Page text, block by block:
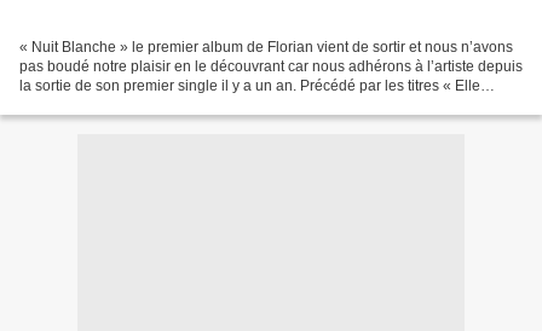
« Nuit Blanche » le premier album de Florian vient de sortir et nous n’avons
pas boudé notre plaisir en le découvrant car nous adhérons à l’artiste depuis
la sortie de son premier single il y a un an. Précédé par les titres « Elle